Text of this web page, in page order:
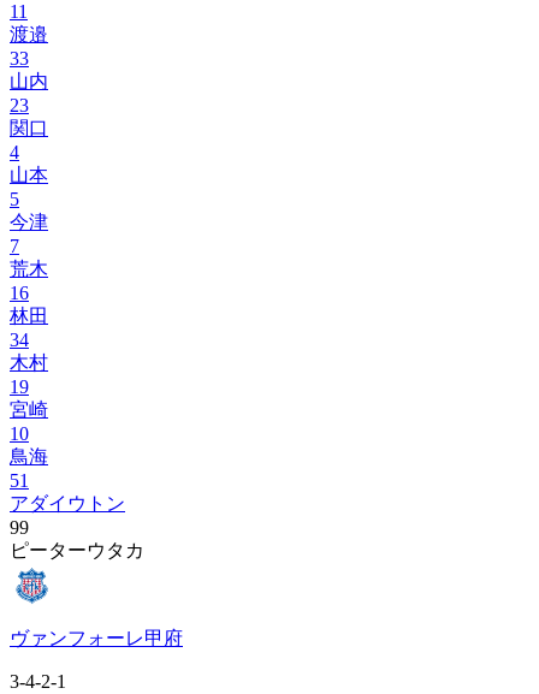
11
渡邉
33
山内
23
関口
4
山本
5
今津
7
荒木
16
林田
34
木村
19
宮崎
10
鳥海
51
アダイウトン
99
ピーターウタカ
ヴァンフォーレ甲府
3-4-2-1